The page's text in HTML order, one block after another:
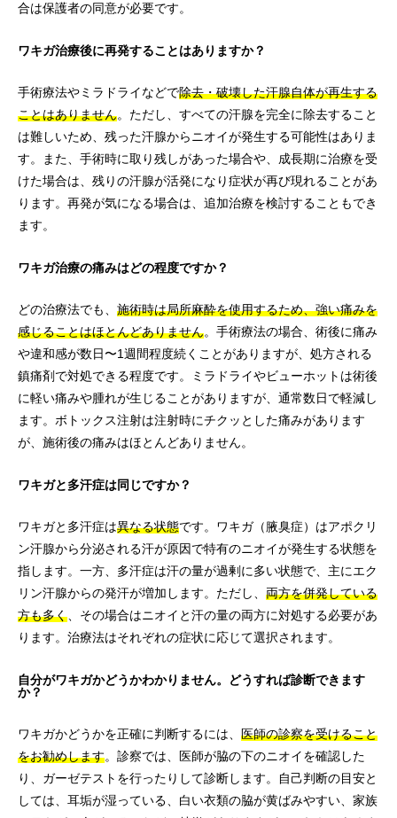
合は保護者の同意が必要です。
ワキガ治療後に再発することはありますか？
手術療法やミラドライなどで除去・破壊した汗腺自体が再生する
ことはありません。ただし、すべての汗腺を完全に除去すること
は難しいため、残った汗腺からニオイが発生する可能性はありま
す。また、手術時に取り残しがあった場合や、成長期に治療を受
けた場合は、残りの汗腺が活発になり症状が再び現れることがあ
ります。再発が気になる場合は、追加治療を検討することもでき
ます。
ワキガ治療の痛みはどの程度ですか？
どの治療法でも、 施術時は局所麻酔を使用するため、強い痛みを
感じることはほとんどありません。手術療法の場合、術後に痛み
や違和感が数日〜1週間程度続くことがありますが、処方される
鎮痛剤で対処できる程度です。ミラドライやビューホットは術後
に軽い痛みや腫れが生じることがありますが、通常数日で軽減し
ます。ボトックス注射は注射時にチクッとした痛みがあります
が、施術後の痛みはほとんどありません。
ワキガと多汗症は同じですか？
ワキガと多汗症は異なる状態です。ワキガ（腋臭症）はアポクリ
ン汗腺から分泌される汗が原因で特有のニオイが発生する状態を
指します。一方、多汗症は汗の量が過剰に多い状態で、主にエク
リン汗腺からの発汗が増加します。ただし、 両方を併発している
方も多く 、その場合はニオイと汗の量の両方に対処する必要があ
ります。治療法はそれぞれの症状に応じて選択されます。
自分がワキガかどうかわかりません。どうすれば診断できます
か？
ワキガかどうかを正確に判断するには、 医師の診察を受けること
をお勧めします。診察では、医師が脇の下のニオイを確認した
り、ガーゼテストを行ったりして診断します。自己判断の目安と
しては、耳垢が湿っている、白い衣類の脇が黄ばみやすい、家族